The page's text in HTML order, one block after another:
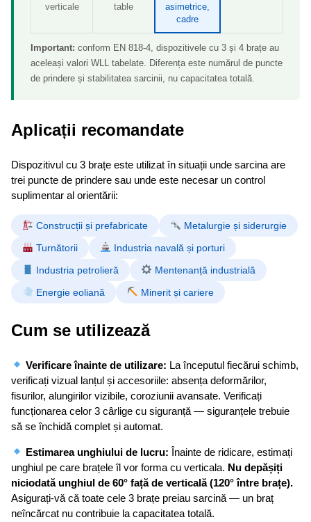
verticale
table
asimetrice,
cadre
Important: conform EN 818-4, dispozitivele cu 3 și 4 brațe au
aceleași valori WLL tabelate. Diferența este numărul de puncte
de prindere și stabilitatea sarcinii, nu capacitatea totală.
Aplicații recomandate
Dispozitivul cu 3 brațe este utilizat în situații unde sarcina are
trei puncte de prindere sau unde este necesar un control
suplimentar al orientării:
Construcții și prefabricate
Metalurgie și siderurgie
Turnătorii
Industria navală și porturi
Industria petrolieră
Mentenanță industrială
Energie eoliană
Minerit și cariere
Cum se utilizează
Verificare înainte de utilizare: La începutul fiecărui schimb,
verificați vizual lanțul și accesoriile: absența deformărilor,
fisurilor, alungirilor vizibile, coroziunii avansate. Verificați
funcționarea celor 3 cârlige cu siguranță — siguranțele trebuie
să se închidă complet și automat.
Estimarea unghiului de lucru: Înainte de ridicare, estimați
unghiul pe care brațele îl vor forma cu verticala. Nu depășiți
niciodată unghiul de 60° față de verticală (120° între brațe).
Asigurați-vă că toate cele 3 brațe preiau sarcină — un braț
neîncărcat nu contribuie la capacitatea totală.